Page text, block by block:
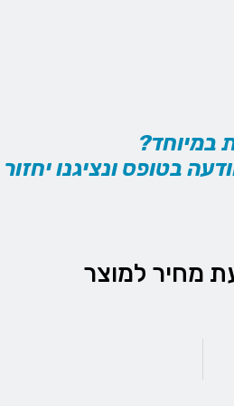
במיוחד?
077-997-9981 או שלחו הודעה בטופס ונציגנו יחזור
מחיר למוצר